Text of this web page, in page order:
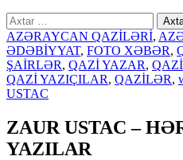
Axtarış:
AZƏRAYCAN QAZİLƏRİ,
ƏDƏBİYYAT, FOTO XƏBƏR,
ŞAİRLƏR, QAZİ YAZAR,
QAZİ YAZIÇILAR, QAZİLƏR,
USTAC
ZAUR USTAC –
YAZILAR